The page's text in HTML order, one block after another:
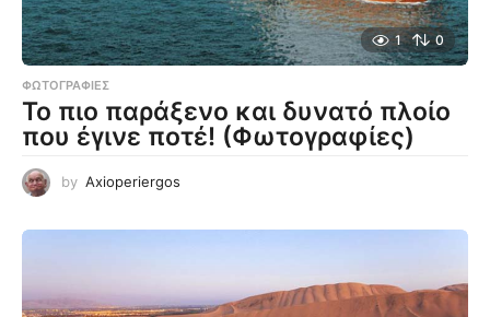
1 0
ΦΩΤΟΓΡΑΦΊΕΣ
Το πιο παράξενο και δυνατό πλοίο
που έγινε ποτέ! (Φωτογραφίες)
by Axioperiergos